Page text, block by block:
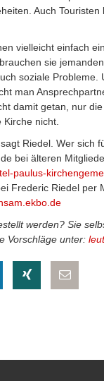
Auch Touristen
vielleicht einfach
sie
soziale Probleme.
man
damit getan, nur
nicht.
, sagt Riedel. Wer sich
bei älteren
paulus-
Frederic Riedel per
werden? Sie
Vorschläge unter:
teilen
LinkedIn teilen
auf Xing teilen
per E-